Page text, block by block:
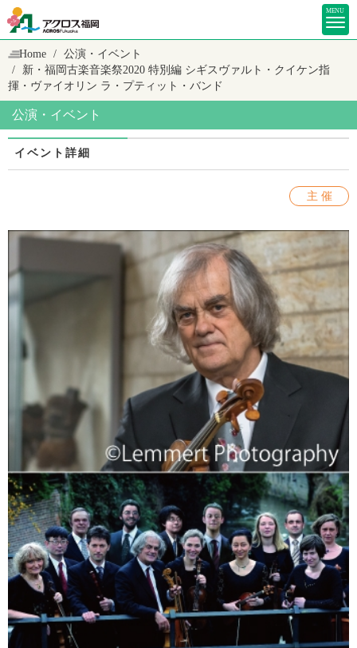
MENU
Home
公演・イベント
新・福岡古楽音楽祭2020 特別編 シギスヴァルト・クイケン指
揮・ヴァイオリン ラ・プティット・バンド
公演・イベント
イベント詳細
主 催